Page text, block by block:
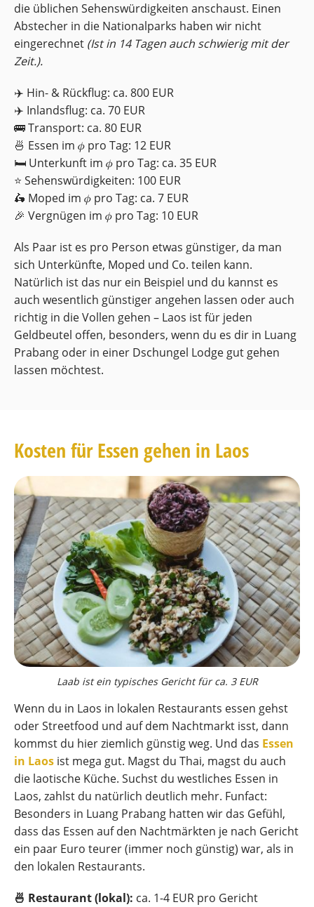
die üblichen Sehenswürdigkeiten anschaust. Einen
Abstecher in die Nationalparks haben wir nicht
eingerechnet (Ist in 14 Tagen auch schwierig mit der
Zeit.).
✈️ Hin- & Rückflug: ca. 800 EUR
✈️ Inlandsflug: ca. 70 EUR
🚌 Transport: ca. 80 EUR
🍜 Essen im 𝜙 pro Tag: 12 EUR
🛏️ Unterkunft im 𝜙 pro Tag: ca. 35 EUR
⭐️ Sehenswürdigkeiten: 100 EUR
🛵 Moped im 𝜙 pro Tag: ca. 7 EUR
🎉 Vergnügen im 𝜙 pro Tag: 10 EUR
Als Paar ist es pro Person etwas günstiger, da man
sich Unterkünfte, Moped und Co. teilen kann.
Natürlich ist das nur ein Beispiel und du kannst es
auch wesentlich günstiger angehen lassen oder auch
richtig in die Vollen gehen – Laos ist für jeden
Geldbeutel offen, besonders, wenn du es dir in Luang
Prabang oder in einer Dschungel Lodge gut gehen
lassen möchtest.
Kosten für Essen gehen in Laos
Laab ist ein typisches Gericht für ca. 3 EUR
Wenn du in Laos in lokalen Restaurants essen gehst
oder Streetfood und auf dem Nachtmarkt isst, dann
kommst du hier ziemlich günstig weg. Und das Essen
in Laos ist mega gut. Magst du Thai, magst du auch
die laotische Küche. Suchst du westliches Essen in
Laos, zahlst du natürlich deutlich mehr. Funfact:
Besonders in Luang Prabang hatten wir das Gefühl,
dass das Essen auf den Nachtmärkten je nach Gericht
ein paar Euro teurer (immer noch günstig) war, als in
den lokalen Restaurants.
🍜 Restaurant (lokal): ca. 1-4 EUR pro Gericht